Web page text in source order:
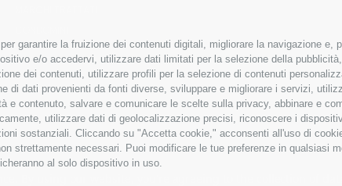
garantire la fruizione dei contenuti digitali, migliorare la navigazione e,
e/o accedervi, utilizzare dati limitati per la selezione della
dei contenuti, utilizzare profili per la selezione di contenuti
dati provenienti da fonti diverse, sviluppare e migliorare i servizi,
contenuto, salvare e comunicare le scelte sulla privacy, abbinare e
utilizzare dati di geolocalizzazione precisi, riconoscere i
sostanziali. Cliccando su "Accetta cookie," acconsenti all'uso di
strettamente necessari. Puoi modificare le tue preferenze in qualsiasi
al solo dispositivo in uso.
Bonifico
Bancario